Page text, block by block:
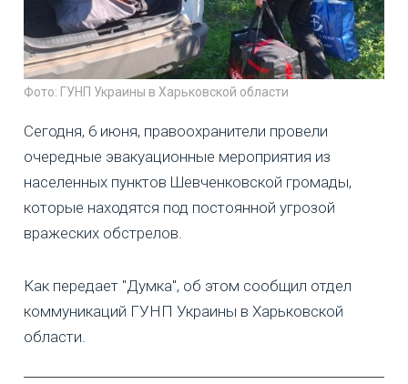
Фото: ГУНП Украины в Харьковской области
Сегодня, 6 июня, правоохранители провели
очередные эвакуационные мероприятия из
населенных пунктов Шевченковской громады,
которые находятся под постоянной угрозой
вражеских обстрелов.
Как передает "Думка", об этом сообщил отдел
коммуникаций ГУНП Украины в Харьковской
области.